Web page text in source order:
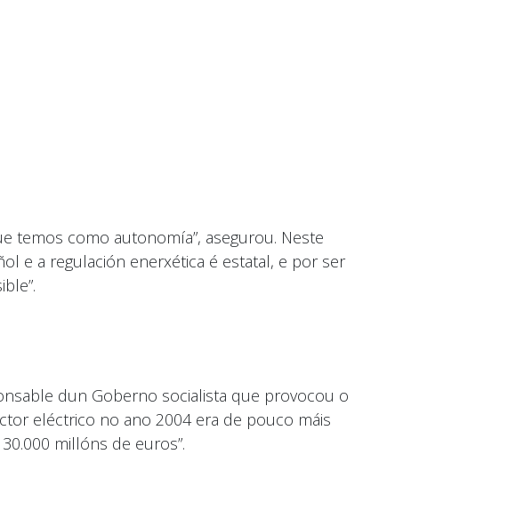
temos como autonomía”, asegurou. Neste
e a regulación enerxética é estatal, e por ser
dun Goberno socialista que provocou o
eléctrico no ano 2004 era de pouco máis
millóns de euros”.